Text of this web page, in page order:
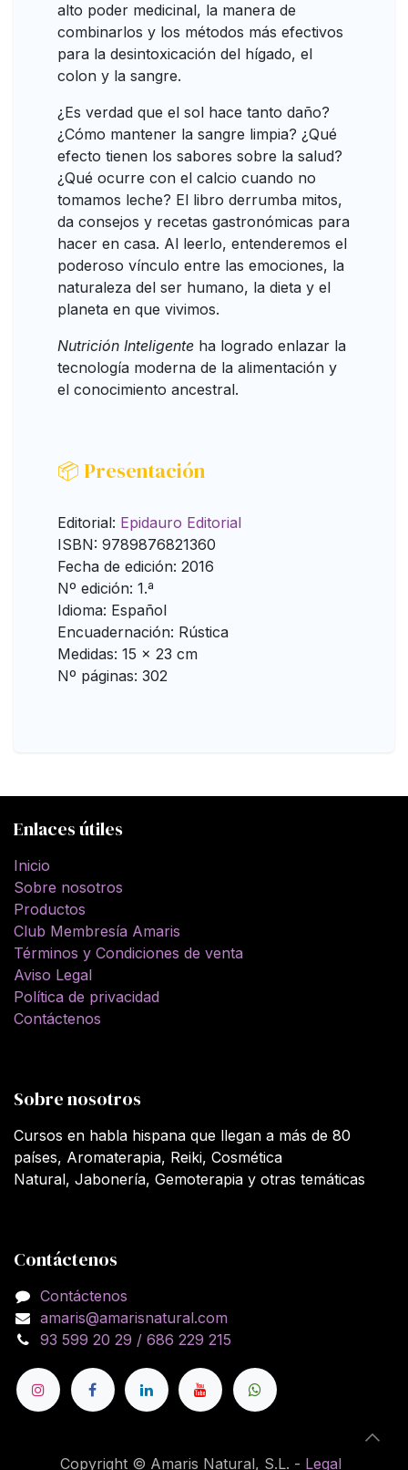
alto poder medicinal, la manera de
combinarlos y los métodos más efectivos
para la desintoxicación del hígado, el
colon y la sangre.
¿Es verdad que el sol hace tanto daño?
¿Cómo mantener la sangre limpia? ¿Qué
efecto tienen los sabores sobre la salud?
¿Qué ocurre con el calcio cuando no
tomamos leche? El libro derrumba mitos,
da consejos y recetas gastronómicas para
hacer en casa. Al leerlo, entenderemos el
poderoso vínculo entre las emociones, la
naturaleza del ser humano, la dieta y el
planeta en que vivimos.
Nutrición Inteligente ha logrado enlazar la
tecnología moderna de la alimentación y
el conocimiento ancestral.
📦 Presentación
Editorial: Epidauro Editorial
ISBN: 9789876821360
Fecha de edición: 2016
Nº edición: 1.ª
Idioma: Español
Encuadernación: Rústica
Medidas: 15 x 23 cm
Nº páginas: 302
Enlaces útiles
Inicio
Sobre nosotros
Productos
Club Membresía Amaris
Términos y Condiciones de venta
Aviso Legal
Política de privacidad
Contáctenos
Sobre nosotros
Cursos en habla hispana que llegan a más de 80
países, Aromaterapia, Reiki, Cosmética
Natural, Jabonería, Gemoterapia y otras temáticas
Contáctenos
Contáctenos
amaris@amarisnatural.com
93 599 20 29 / 686 229 215
Copyright © Amaris Natural, S.L. - Legal